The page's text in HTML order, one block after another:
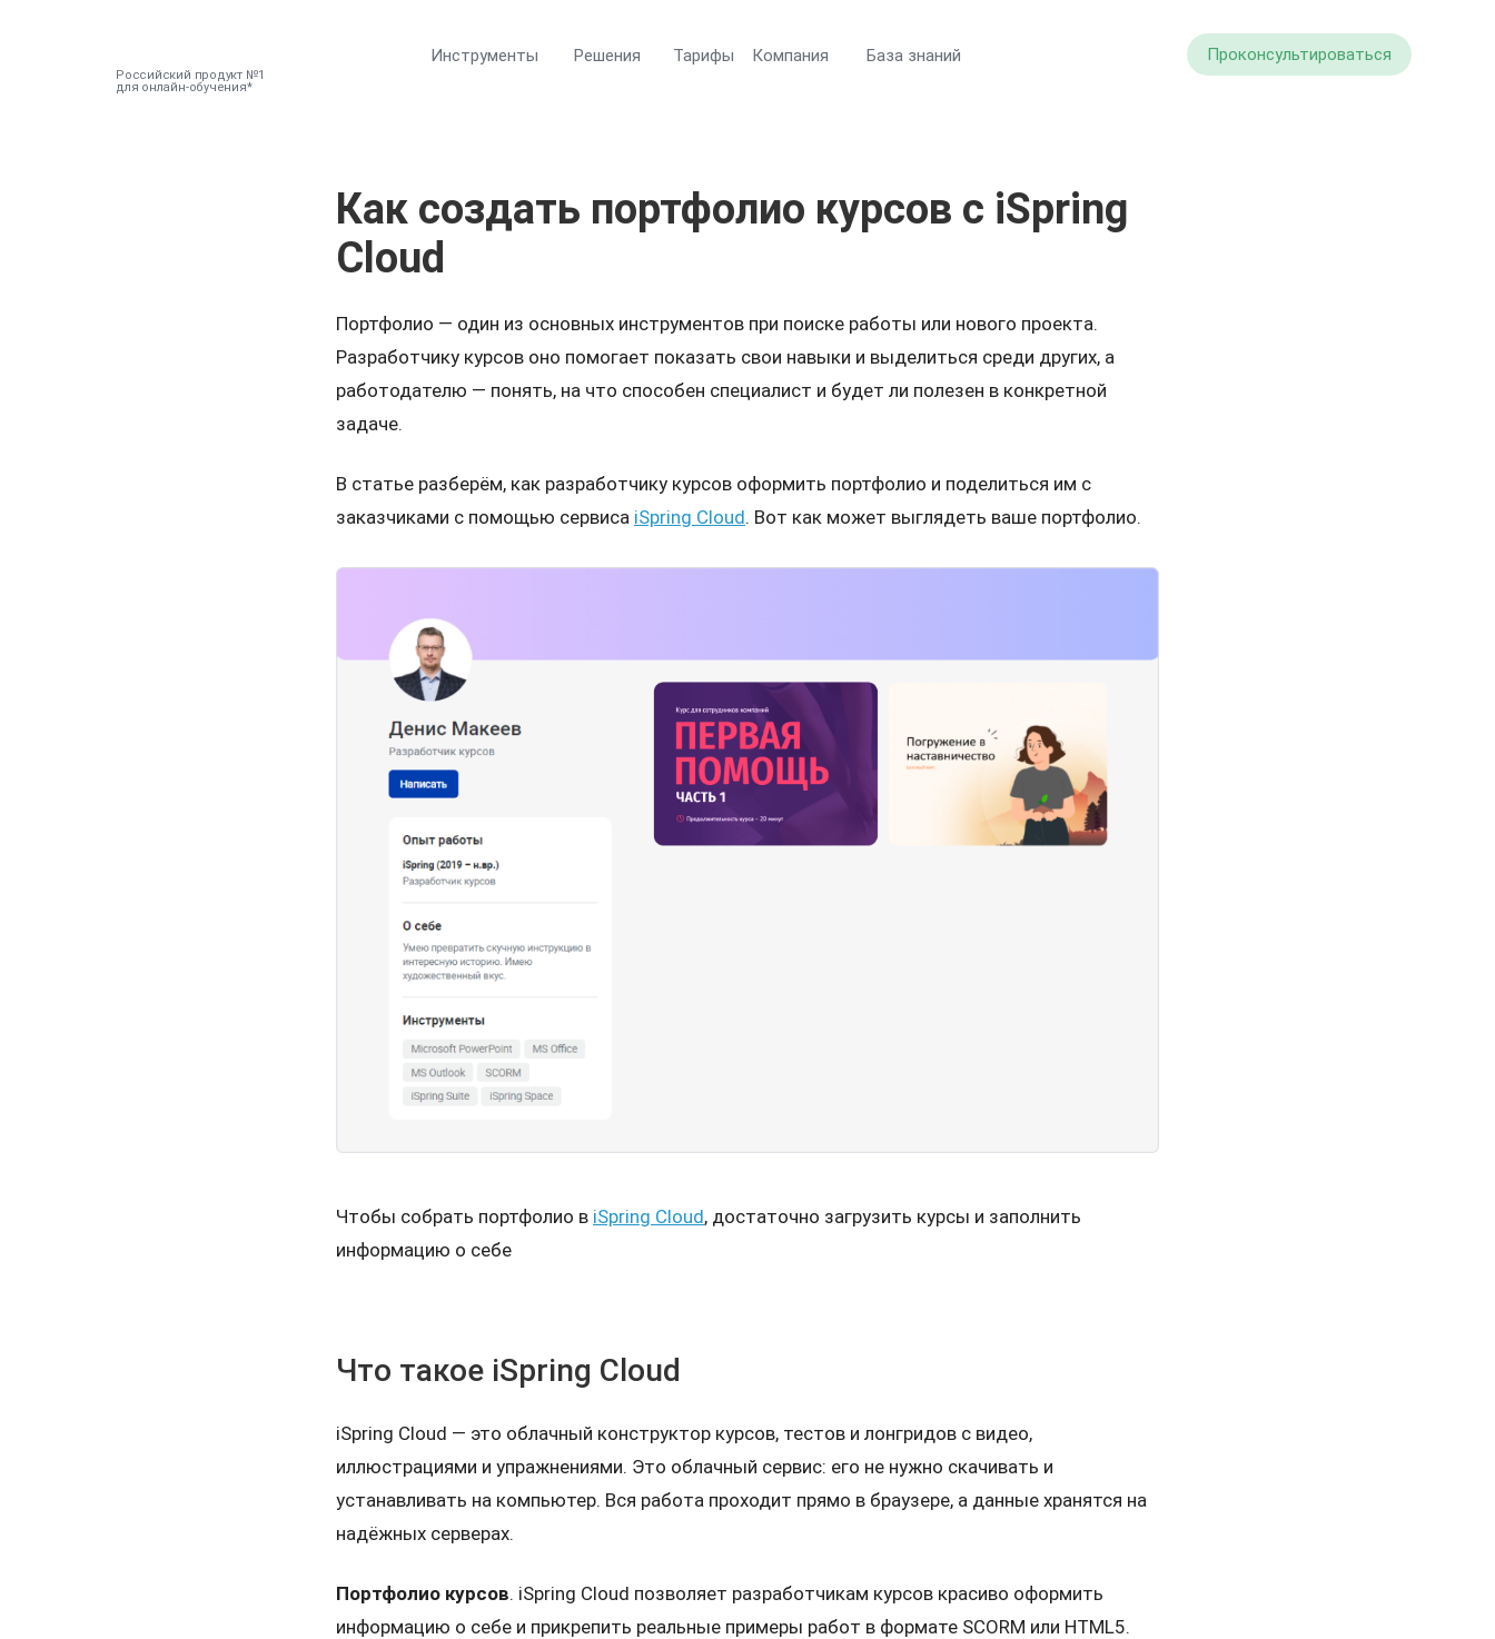
Российский продукт №1
для онлайн-обучения
Инструменты Решения Тарифы Компания База знаний Проконсультироваться
Как создать портфолио курсов с iSpring
Cloud
Портфолио — один из основных инструментов при поиске работы или нового проекта.
Разработчику курсов оно помогает показать свои навыки и выделиться среди других, а
работодателю — понять, на что способен специалист и будет ли полезен в конкретной
задаче.
В статье разберём, как разработчику курсов оформить портфолио и поделиться им с
заказчиками с помощью сервиса iSpring Cloud. Вот как может выглядеть ваше портфолио.
Чтобы собрать портфолио в iSpring Cloud, достаточно загрузить курсы и заполнить
информацию о себе
Что такое iSpring Cloud
iSpring Cloud — это облачный конструктор курсов, тестов и лонгридов с видео,
иллюстрациями и упражнениями. Это облачный сервис: его не нужно скачивать и
устанавливать на компьютер. Вся работа проходит прямо в браузере, а данные хранятся на
надёжных серверах.
Портфолио курсов. iSpring Cloud позволяет разработчикам курсов красиво оформить
информацию о себе и прикрепить реальные примеры работ в формате SCORM или HTML5.